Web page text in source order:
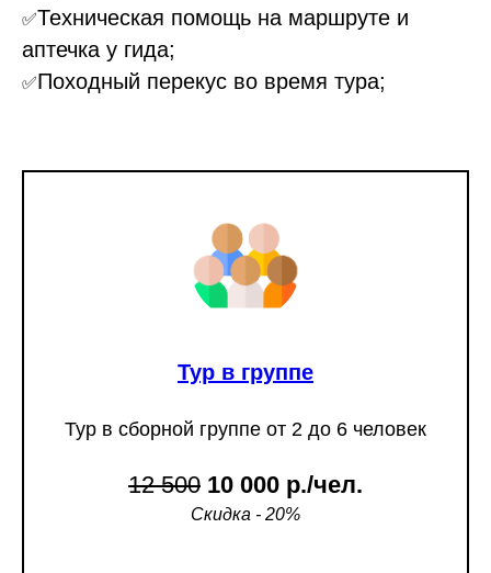
✅Техническая помощь на маршруте и
аптечка у гида;
✅Походный перекус во время тура;
Тур в группе
Тур в сборной группе от 2 до 6 человек
12 500 10 000 р./чел.
Скидка - 20%